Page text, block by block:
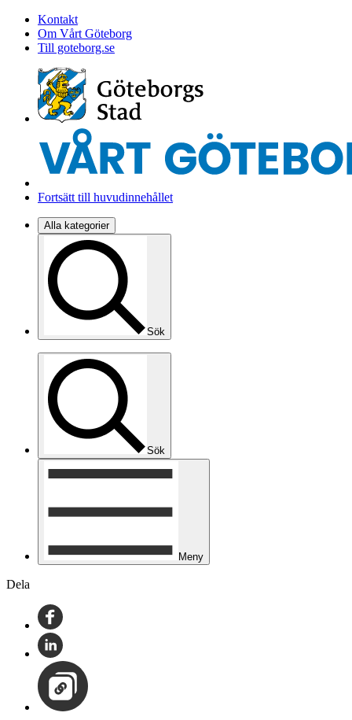
Kontakt
Om Vårt Göteborg
Till goteborg.se
Fortsätt till huvudinnehållet
Alla kategorier
Sök
Sök
Meny
Dela